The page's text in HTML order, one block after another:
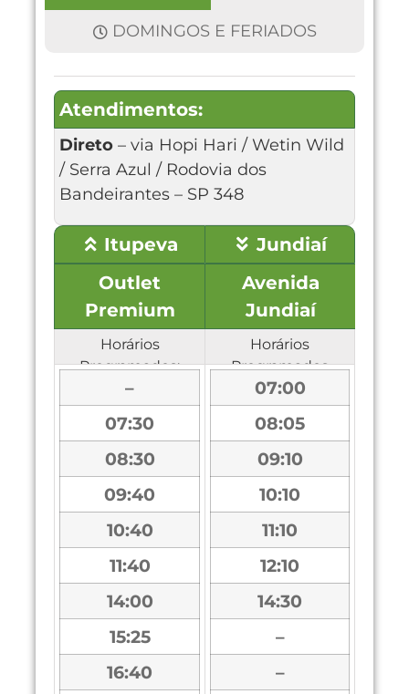
DOMINGOS E FERIADOS
Atendimentos:
Direto – via Hopi Hari / Wetin Wild
/ Serra Azul / Rodovia dos
Bandeirantes – SP 348
Itupeva
Jundiaí
Outlet
Premium
Avenida
Jundiaí
Horários
Programados:
Horários
Programados
–
07:30
08:30
09:40
10:40
11:40
14:00
15:25
16:40
07:00
08:05
09:10
10:10
11:10
12:10
14:30
–
–